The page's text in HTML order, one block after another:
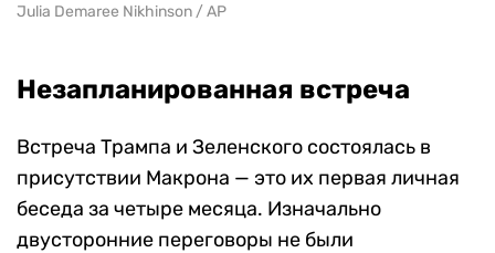
Julia Demaree Nikhinson / AP
Незапланированная встреча
Встреча Трампа и Зеленского состоялась в
присутствии Макрона — это их первая личная
беседа за четыре месяца. Изначально
двусторонние переговоры не были